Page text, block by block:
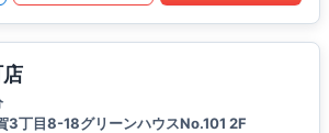
3丁目8-18グリーンハウスNo.101 2F